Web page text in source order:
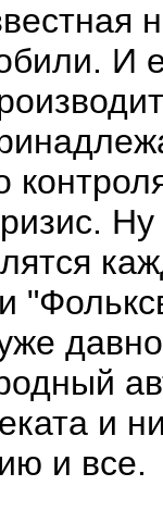
И
и
и все.